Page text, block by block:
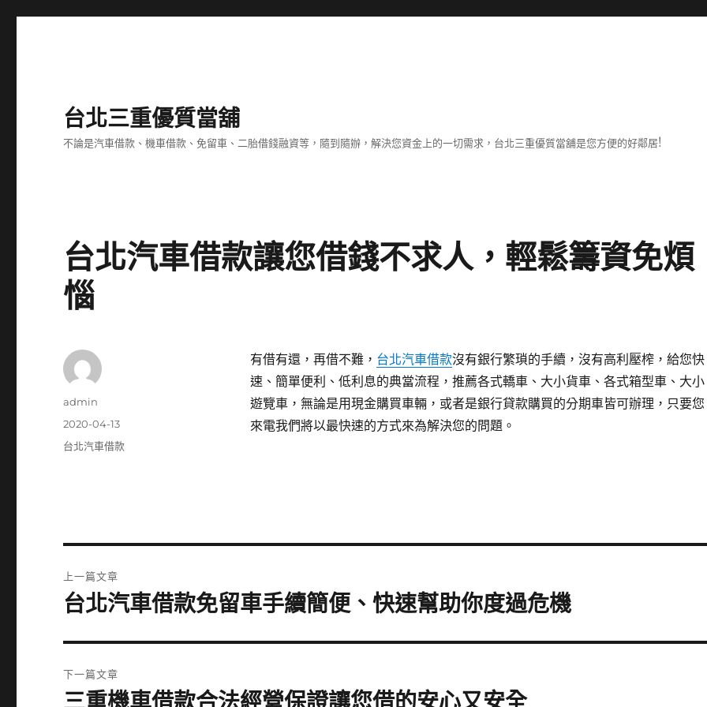
台北三重優質當舖
不論是汽車借款、機車借款、免留車、二胎借錢融資等，隨到隨辦，解決您資金上的一切需求，台北三重優質當舖是您方便的好鄰居!
台北汽車借款讓您借錢不求人，輕鬆籌資免煩
惱
有借有還，再借不難， 台北汽車借款沒有銀行繁瑣的手續，沒有高利壓榨，給您快
速、簡單便利、低利息的典當流程，推薦各式轎車、大小貨車、各式箱型車、大小
遊覽車，無論是用現金購買車輛，或者是銀行貸款購買的分期車皆可辦理，只要您
來電我們將以最快速的方式來為解決您的問題。
作
admin
發
佈
2020-04-13
分
台北汽車借款
章
上一篇文章
上
篇
文
章:
台北汽車借款免留車手續簡便、快速幫助你度過危機
下一篇文章
下
三重機車借款合法經營保證讓您借的安心又安全